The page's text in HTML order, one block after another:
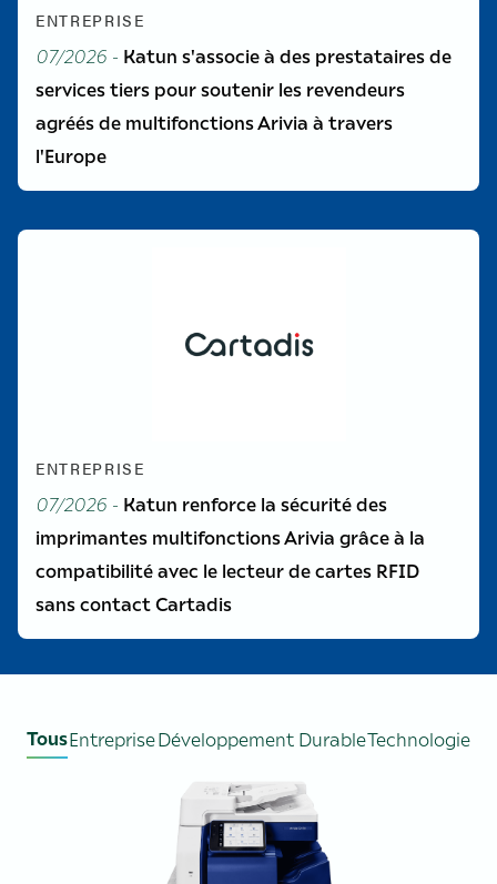
ENTREPRISE
07/2026 - Katun s'associe à des prestataires de
services tiers pour soutenir les revendeurs
agréés de multifonctions Arivia à travers
l'Europe
ENTREPRISE
07/2026 - Katun renforce la sécurité des
imprimantes multifonctions Arivia grâce à la
compatibilité avec le lecteur de cartes RFID
sans contact Cartadis
TousEntrepriseDéveloppement DurableTechnologie